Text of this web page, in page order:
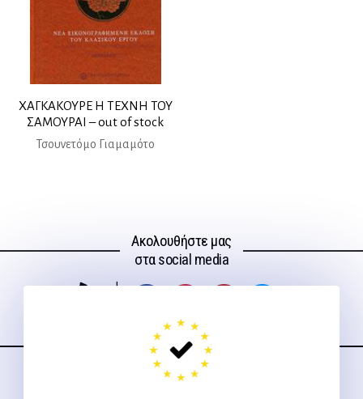
ΧΑΓΚΑΚΟΥΡΕ Η ΤΕΧΝΗ ΤΟΥ
ΣΑΜΟΥΡΑΙ – out of stock
Τσουνετόμο Γιαμαμότο
Ακολουθήστε μας
στα social media